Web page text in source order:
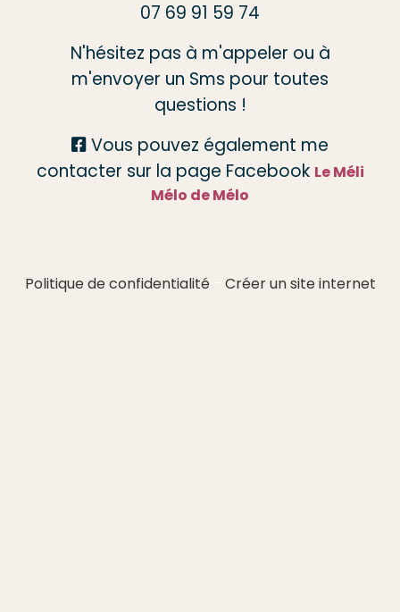
07 69 91 59 74
N'hésitez pas à m'appeler ou à
m'envoyer un Sms pour toutes
questions !
 Vous pouvez également me
contacter sur la page Facebook Le Méli
Mélo de Mélo
Politique de confidentialité Créer un site internet